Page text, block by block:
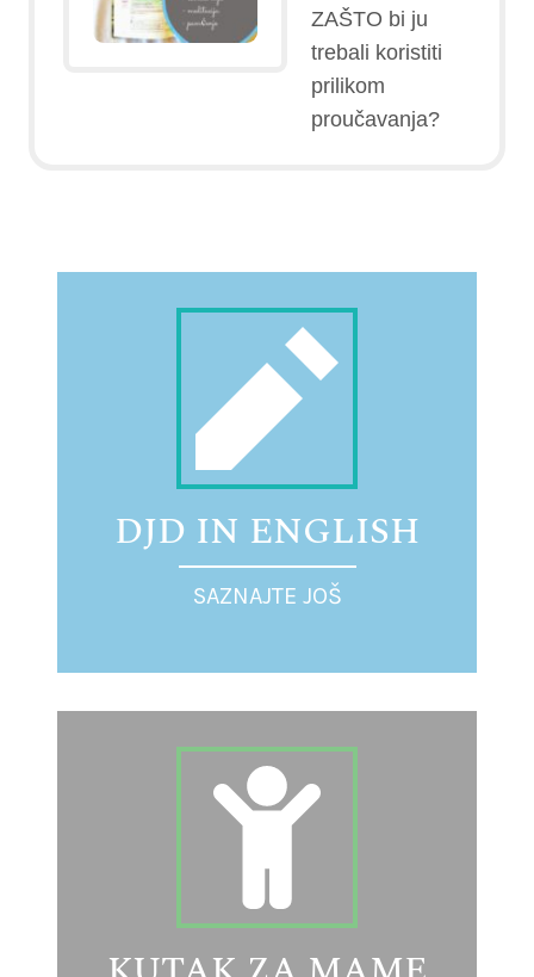
ZAŠTO bi ju
trebali koristiti
prilikom
proučavanja?
DJD IN ENGLISH
SAZNAJTE JOŠ